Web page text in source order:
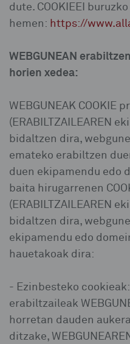
dute. COOKIEEI
hemen: https://
WEBGUNEAN
horien xedea:
WEBGUNEAK COOKIE
(ERABILTZAILEAREN
bidaltzen dira,
emateko erabiltzen
duen ekipamendu edo
baita hirugarrenen
(ERABILTZAILEAREN
bidaltzen dira,
ekipamendu edo
hauetakoak dira:
- Ezinbesteko
erabiltzaileak
horretan dauden
ditzake,